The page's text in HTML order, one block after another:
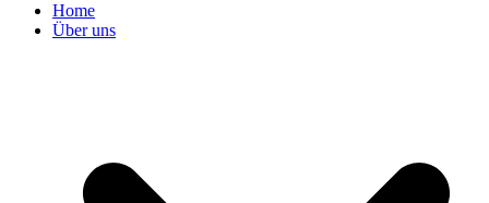
Home
Über uns